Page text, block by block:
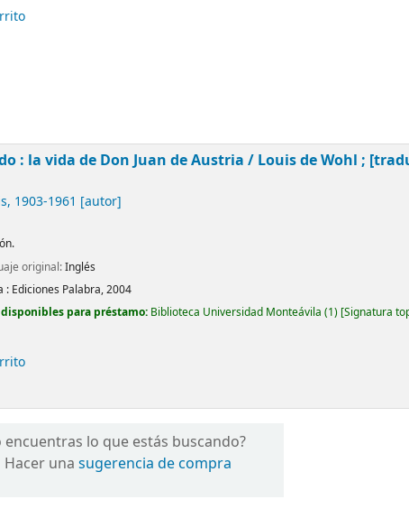
: la vida de Don Juan de Austria / Louis de Wohl ;
, 1903-1961 [autor]
original:Inglés
: Ediciones Palabra,2004
para préstamo: Biblioteca Universidad Monteávila (1) Signatura
encuentras lo que estás buscando?
Hacer unasugerencia de compra